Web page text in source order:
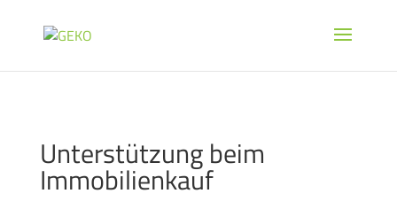
Unterstützung beim
Immobilienkauf